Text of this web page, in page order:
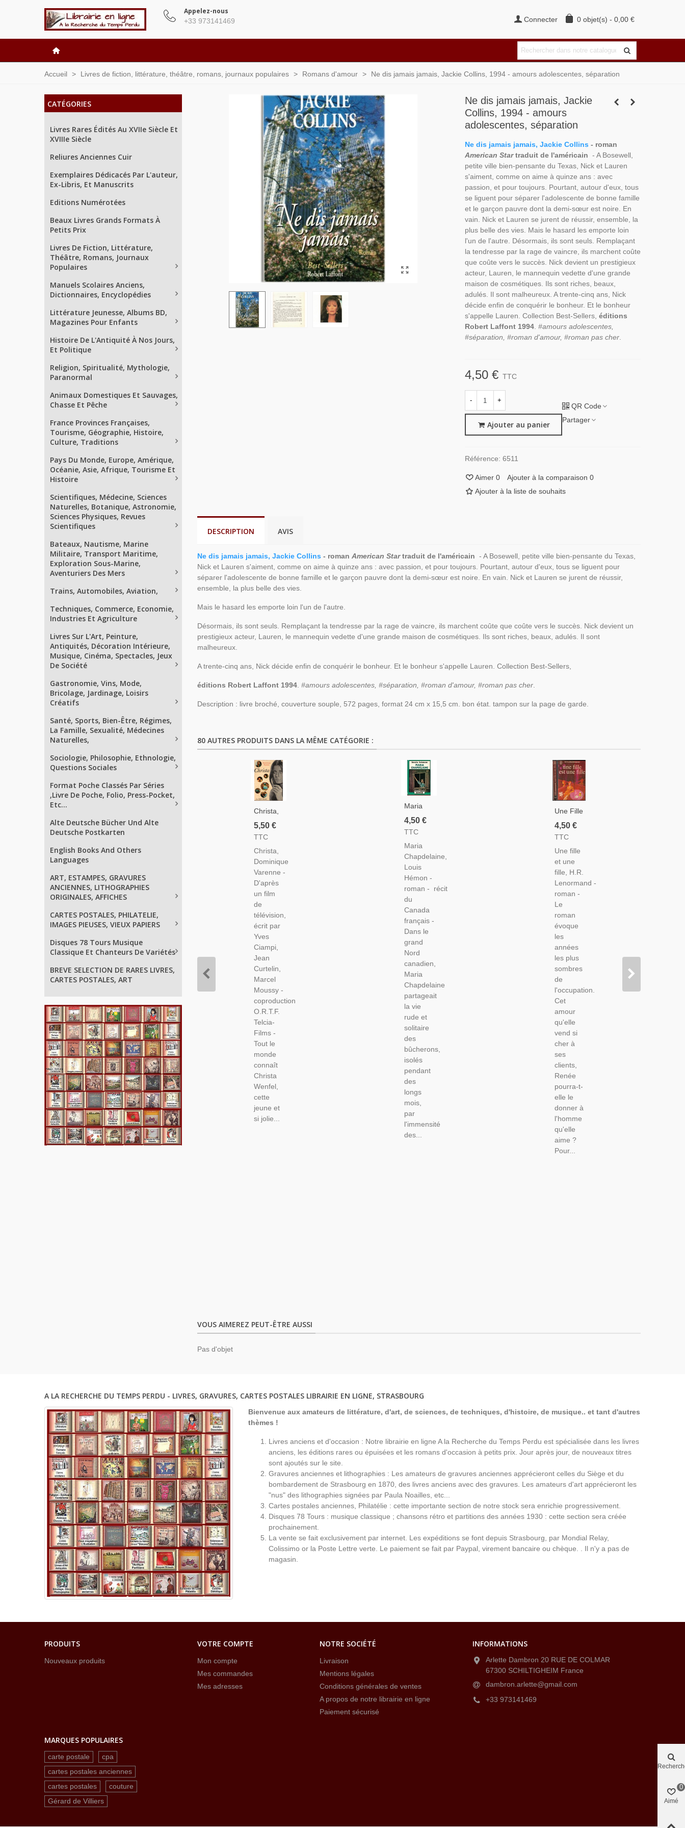
Appelez-nous
+33 973141469 Connecter 0 objet(s) - 0,00 €
Accueil > Livres de fiction, littérature, théâtre, romans, journaux populaires > Romans d'amour > Ne dis jamais jamais, Jackie Collins, 1994 - amours adolescentes, séparation
CATÉGORIES
Livres Rares Édités Au XVIIe Siècle Et
XVIIIe Siècle
Reliures Anciennes Cuir
Exemplaires Dédicacés Par L'auteur,
Ex-Libris, Et Manuscrits
Editions Numérotées
Beaux Livres Grands Formats À
Petits Prix
Livres De Fiction, Littérature,
Théâtre, Romans, Journaux
Populaires
Manuels Scolaires Anciens,
Dictionnaires, Encyclopédies
Littérature Jeunesse, Albums BD,
Magazines Pour Enfants
Histoire De L'Antiquité À Nos Jours,
Et Politique
Religion, Spiritualité, Mythologie,
Paranormal
Animaux Domestiques Et Sauvages,
Chasse Et Pêche
France Provinces Françaises,
Tourisme, Géographie, Histoire,
Culture, Traditions
Pays Du Monde, Europe, Amérique,
Océanie, Asie, Afrique, Tourisme Et
Histoire
Scientifiques, Médecine, Sciences
Naturelles, Botanique, Astronomie,
Sciences Physiques, Revues
Scientifiques
Bateaux, Nautisme, Marine
Militaire, Transport Maritime,
Exploration Sous-Marine,
Aventuriers Des Mers
Trains, Automobiles, Aviation,
Techniques, Commerce, Economie,
Industries Et Agriculture
Livres Sur L'Art, Peinture,
Antiquités, Décoration Intérieure,
Musique, Cinéma, Spectacles, Jeux
De Société
Gastronomie, Vins, Mode,
Bricolage, Jardinage, Loisirs
Créatifs
Santé, Sports, Bien-Être, Régimes,
La Famille, Sexualité, Médecines
Naturelles,
Sociologie, Philosophie, Ethnologie,
Questions Sociales
Format Poche Classés Par Séries
,Livre De Poche, Folio, Press-Pocket,
Etc...
Alte Deutsche Bücher Und Alte
Deutsche Postkarten
English Books And Others
Languages
ART, ESTAMPES, GRAVURES
ANCIENNES, LITHOGRAPHIES
ORIGINALES, AFFICHES
CARTES POSTALES, PHILATELIE,
IMAGES PIEUSES, VIEUX PAPIERS
Disques 78 Tours Musique
Classique Et Chanteurs De Variétés
BREVE SELECTION DE RARES LIVRES,
CARTES POSTALES, ART
Ne dis jamais jamais, Jackie
Collins, 1994 - amours
adolescentes, séparation
Ne dis jamais jamais, Jackie Collins- roman
American Startraduit de l'américain - A Bosewell,
petite ville bien-pensante du Texas, Nick et Lauren
s'aiment, comme on aime à quinze ans : avec
passion, et pour toujours. Pourtant, autour d'eux, tous
se liguent pour séparer l'adolescente de bonne famille
et le garçon pauvre dont la demi-sœur est noire. En
vain. Nick et Lauren se jurent de réussir, ensemble, la
plus belle des vies. Mais le hasard les emporte loin
l'un de l'autre. Désormais, ils sont seuls. Remplaçant
la tendresse par la rage de vaincre, ils marchent coûte
que coûte vers le succès. Nick devient un prestigieux
acteur, Lauren, le mannequin vedette d'une grande
maison de cosmétiques. Ils sont riches, beaux,
adulés. Il sont malheureux. A trente-cinq ans, Nick
décide enfin de conquérir le bonheur. Et le bonheur
s'appelle Lauren. Collection Best-Sellers, éditions
Robert Laffont 1994. #amours adolescentes,
#séparation, #roman d'amour, #roman pas cher.
4,50 € TTC
- +
Ajouter au panier
QR Code
Partager
Référence: 6511
Aimer 0 Ajouter à la comparaison 0
Ajouter à la liste de souhaits
DESCRIPTION AVIS
Ne dis jamais jamais, Jackie Collins - roman American Startraduit de l'américain - A Bosewell, petite ville bien-pensante du Texas,
Nick et Lauren s'aiment, comme on aime à quinze ans : avec passion, et pour toujours. Pourtant, autour d'eux, tous se liguent pour
séparer l'adolescente de bonne famille et le garçon pauvre dont la demi-sœur est noire. En vain. Nick et Lauren se jurent de réussir,
ensemble, la plus belle des vies.
Mais le hasard les emporte loin l'un de l'autre.
Désormais, ils sont seuls. Remplaçant la tendresse par la rage de vaincre, ils marchent coûte que coûte vers le succès. Nick devient un
prestigieux acteur, Lauren, le mannequin vedette d'une grande maison de cosmétiques. Ils sont riches, beaux, adulés. Il sont
malheureux.
A trente-cinq ans, Nick décide enfin de conquérir le bonheur. Et le bonheur s'appelle Lauren. Collection Best-Sellers,
éditions Robert Laffont 1994. #amours adolescentes, #séparation, #roman d'amour, #roman pas cher.
Description : livre broché, couverture souple, 572 pages, format 24 cm x 15,5 cm. bon état. tampon sur la page de garde.
80 AUTRES PRODUITS DANS LA MÊME CATÉGORIE :
Christa,
Dominique
Varenne,
Feuilleton
TV, Série
TV,
Télévision
1970,
Roman
D'amour,
5,50 €
TTC
Christa,
Dominique
Varenne -
D'après
un film
de
télévision,
écrit par
Yves
Ciampi,
Jean
Curtelin,
Marcel
Moussy -
coproduction
O.R.T.F.
Telcia-
Films -
Tout le
monde
connaît
Christa
Wenfel,
cette
jeune et
si jolie...
Maria
Chapdelaine,
Louis
1980 -
Canada,
Grand
Nord
Canadien,
Roman
D'aventure,
Amour
4,50 €
TTC
Maria
Chapdelaine,
Louis
Hémon -
roman - récit
du
Canada
français -
Dans le
grand
Nord
canadien,
Maria
Chapdelaine
partageait
la vie
rude et
solitaire
des
bûcherons,
isolés
pendant
des
longs
mois,
par
l'immensité
des...
Une Fille
Et Une
Fille,
René
Lenormand,
1968 -
Occupation,
2e
Guerre
Mondiale,
Prostitution,
Roman
D'amour,
4,50 €
TTC
Une fille
et une
fille, H.R.
Lenormand -
roman -
Le
roman
évoque
les
années
les plus
sombres
de
l'occupation.
Cet
amour
qu'elle
vend si
cher à
ses
clients,
Renée
pourra-t-
elle le
donner à
l'homme
qu'elle
aime ?
Pour...
VOUS AIMEREZ PEUT-ÊTRE AUSSI
Pas d'objet
A LA RECHERCHE DU TEMPS PERDU - LIVRES, GRAVURES, CARTES POSTALES LIBRAIRIE EN LIGNE, STRASBOURG
Bienvenue aux amateurs de littérature, d'art, de sciences, de techniques, d'histoire, de musique.. et tant d'autres
thèmes !
Livres anciens et d'occasion : Notre librairie en ligne A la Recherche du Temps Perdu est spécialisée dans les livres
anciens, les éditions rares ou épuisées et les romans d'occasion à petits prix. Jour après jour, de nouveaux titres
sont ajoutés sur le site.
Gravures anciennes et lithographies : Les amateurs de gravures anciennes apprécieront celles du Siège et du
bombardement de Strasbourg en 1870, des livres anciens avec des gravures. Les amateurs d'art apprécieront les
"nus" des lithographies signées par Paula Noailles, etc...
Cartes postales anciennes, Philatélie : cette importante section de notre stock sera enrichie progressivement.
Disques 78 Tours : musique classique ; chansons rétro et partitions des années 1930 : cette section sera créée
prochainement.
La vente se fait exclusivement par internet. Les expéditions se font depuis Strasbourg, par Mondial Relay,
Colissimo or la Poste Lettre verte. Le paiement se fait par Paypal, virement bancaire ou chèque. . Il n'y a pas de
magasin.
PRODUITS
Nouveaux produits
VOTRE COMPTE
Mon compte
Mes commandes
Mes adresses
NOTRE SOCIÉTÉ
Livraison
Mentions légales
Conditions générales de ventes
A propos de notre librairie en ligne
Paiement sécurisé
INFORMATIONS
Arlette Dambron 20 RUE DE COLMAR
67300 SCHILTIGHEIM France
dambron.arlette@gmail.com
+33 973141469
MARQUES POPULAIRES
carte postale
cpa
cartes postales anciennes
cartes postales
couture
Gérard de Villiers
Aimé
0